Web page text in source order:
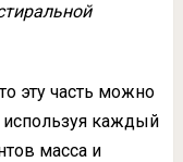
эту часть можно
используя каждый
масса и